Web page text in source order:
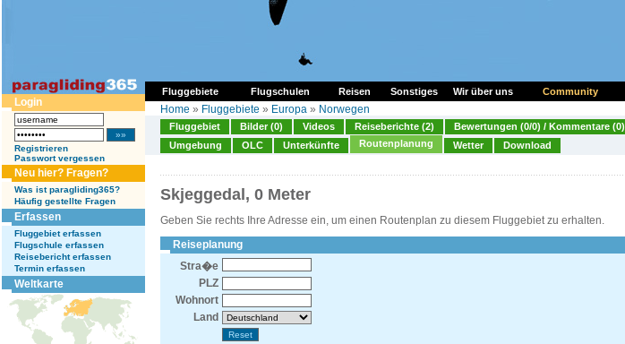
Fluggebiete Flugschulen Reisen Sonstiges Wir über uns Community
Login
Registrieren
Passwort vergessen
Neu hier? Fragen?
Was ist paragliding365?
Häufig gestellte Fragen
Erfassen
Fluggebiet erfassen
Flugschule erfassen
Reisebericht erfassen
Termin erfassen
Weltkarte
Home » Fluggebiete » Europa » Norwegen
Fluggebiet Bilder (0) Videos Reiseberichte (2)
Bewertungen (0/0) / Kommentare (0)
Umgebung
OLC Unterkünfte Routenplanung Wetter Download
Skjeggedal, 0 Meter
Geben Sie rechts Ihre Adresse ein, um einen Routenplan zu diesem Fluggebiet zu erhalten.
Reiseplanung
Stra�e
PLZ
Wohnort
Land